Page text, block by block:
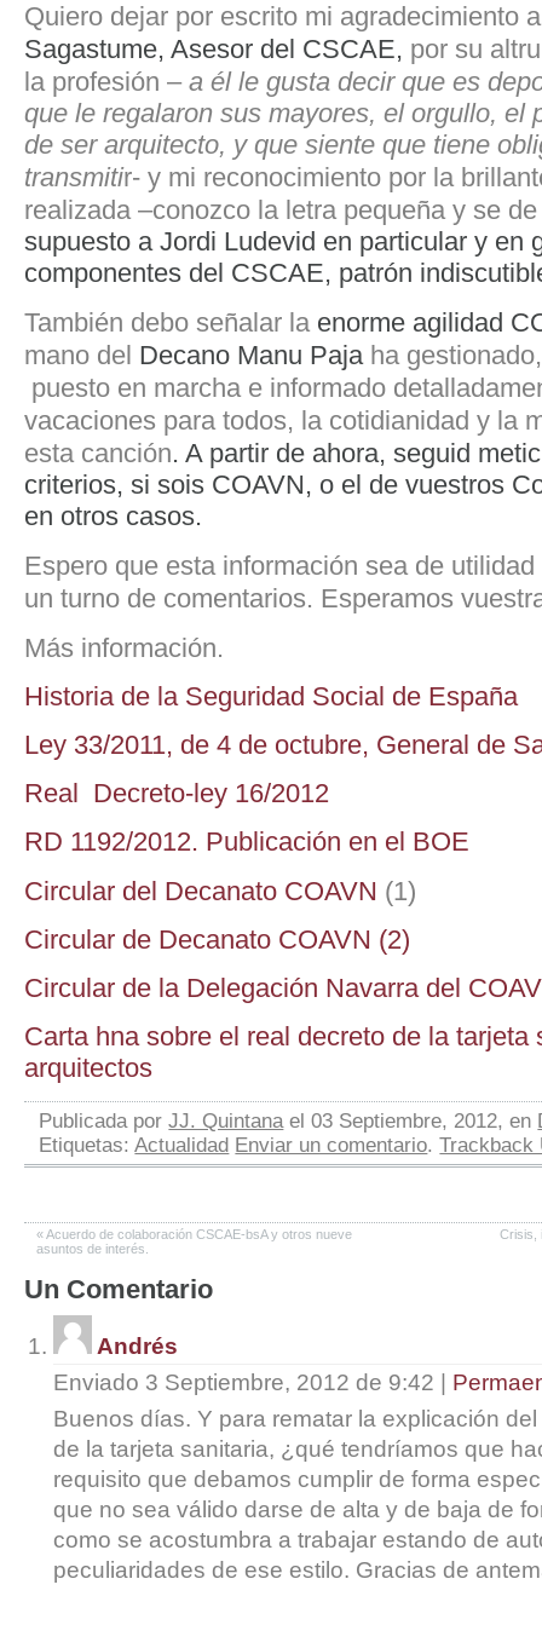
Quiero dejar por escrito mi agradecimiento
Sagastume, Asesor del CSCAE, por su
la profesión – a él le gusta decir que es
que le regalaron sus mayores, el orgullo, el
de ser arquitecto, y que siente que tiene
transmitir- y mi reconocimiento por la
realizada –conozco la letra pequeña y se
supuesto a Jordi Ludevid en particular y en
componentes del CSCAE, patrón
También debo señalar la enorme agilidad
mano del Decano Manu Pajaha
puesto en marcha e informado
vacaciones para todos, la cotidianidad y la
esta canción. A partir de ahora, seguid
criterios, si sois COAVN, o el de vuestros
en otros casos.
Espero que esta información sea de
un turno de comentarios. Esperamos
Más información.
Historia de la Seguridad Social de España
Ley 33/2011, de 4 de octubre, General de
Real Decreto-ley 16/2012
RD 1192/2012. Publicación en el BOE
Circular del Decanato COAVN (1)
Circular de Decanato COAVN (2)
Circular de la Delegación Navarra del
Carta hna sobre el real decreto de la tarjeta
arquitectos
Publicada porJJ. Quintanael 03 Septiembre, 2012, en
Etiquetas:Actualidad Enviar un comentario.Trackback
«Acuerdo de colaboración CSCAE-bsA y otros nueve
asuntos de interés.
Crisis,
Un Comentario
Andrés
Enviado 3 Septiembre, 2012 de 9:42 |
Buenos días. Y para rematar la explicación
de la tarjeta sanitaria, ¿qué tendríamos que
requisito que debamos cumplir de forma
que no sea válido darse de alta y de baja de
como se acostumbra a trabajar estando de
peculiaridades de ese estilo. Gracias de